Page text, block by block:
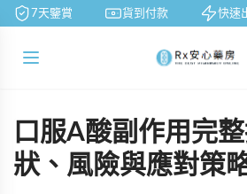
7天鑒賞 貨到付款 快速出
口服A酸副作用完
狀、風險與應對策